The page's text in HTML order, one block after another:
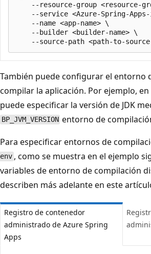
--resource-group <resource-
--service <Azure-Spring-
    --name <app-name> \
    --builder <builder-name> \
También puede configurar el entorno
compilar la aplicación. Por ejemplo, en
puede especificar la versión de JDK
BP_JVM_VERSION entorno de
Para especificar entornos de
env , como se muestra en el ejemplo
variables de entorno de compilación
describen más adelante en este
Registro de contenedor
administrado de Azure Spring
Apps